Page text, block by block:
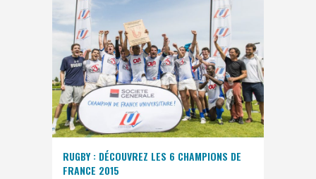
RUGBY : DÉCOUVREZ LES 6 CHAMPIONS DE
FRANCE 2015